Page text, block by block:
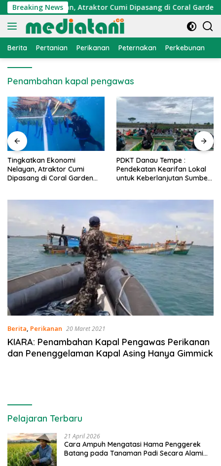
Langsung
ke
konten
Breaking News
Nelayan, Atraktor Cumi Dipasang di Coral Garden
Berita Pertanian Perikanan Peternakan Perkebunan
Penambahan kapal pengawas
PDKT Danau Tempe :
Pendekatan Kearifan Lokal
untuk Keberlanjutan Sumber
Cara Mengatasi Penyakit
PMK pada Sapi Perah Secara
Alami dan Medis
Berita, Perikanan 20 Maret 2021
KIARA: Penambahan Kapal Pengawas Perikanan
dan Penenggelaman Kapal Asing Hanya Gimmick
Pelajaran Terbaru
21 April 2026
Cara Ampuh Mengatasi Hama Penggerek
Batang pada Tanaman Padi Secara Alami